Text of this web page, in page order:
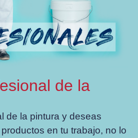
de la
de la pintura y deseas
en tu trabajo, no lo